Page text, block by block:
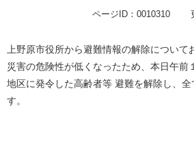
ページID：0010310
上野原市役所から避難情報の解除について
災害の危険性が低くなったため、本日午前
地区に発令した高齢者等 避難を解除し、全
す。